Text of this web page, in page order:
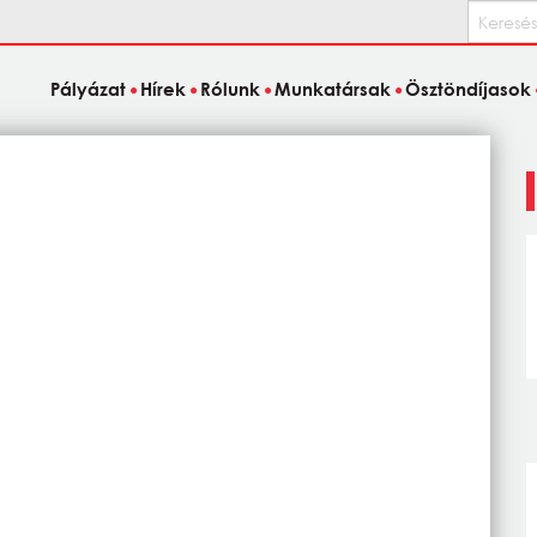
Keresés
Pályázat Hírek Rólunk Munkatársak Ösztöndíjasok